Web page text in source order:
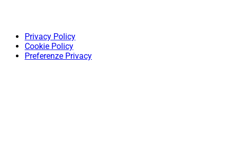
Privacy Policy
Cookie Policy
Preferenze Privacy